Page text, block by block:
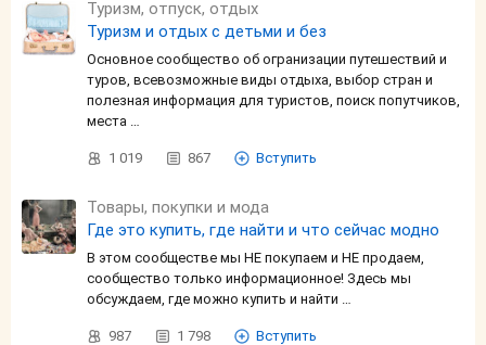
Туризм, отпуск, отдых
Туризм и отдых с детьми и без
Основное сообщество об огранизации путешествий и
туров, всевозможные виды отдыха, выбор стран и
полезная информация для туристов, поиск попутчиков,
места …
1 019 867 Вступить
Товары, покупки и мода
Где это купить, где найти и что сейчас модно
В этом сообществе мы НЕ покупаем и НЕ продаем,
сообщество только информационное! Здесь мы
обсуждаем, где можно купить и найти …
987 1 798 Вступить